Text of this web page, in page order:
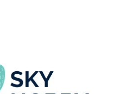
SKY